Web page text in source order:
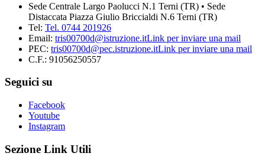
Sede Centrale Largo Paolucci N.1 Terni (TR) • Sede
Distaccata Piazza Giulio Briccialdi N.6 Terni (TR)
Tel: Tel. 0744 201926
Email: tris00700d@istruzione.itLink per inviare una mail
PEC: tris00700d@pec.istruzione.itLink per inviare una mail
C.F.: 91056250557
Seguici su
Facebook
Youtube
Instagram
Sezione Link Utili